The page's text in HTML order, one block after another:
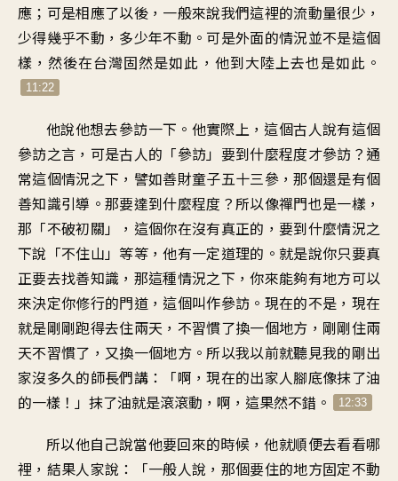
應；可是相應了以後，一般來說我們這裡的流動量很少，
少得幾乎不動，多少年不動。可是外面的情況並不是這個
樣，然後在台灣固然是如此，他到大陸上去也是如此。
11:22
他說他想去參訪一下。他實際上，這個古人說有這個
參訪之言，可是古人的「參訪」要到什麼程度才參訪？通
常這個情況之下，譬如善財童子五十三參，那個還是有個
善知識引導。那要達到什麼程度？所以像禪門也是一樣，
那「不破初關」，這個你在沒有真正的，要到什麼情況之
下說「不住山」等等，他有一定道理的。就是說你只要真
正要去找善知識，那這種情況之下，你來能夠有地方可以
來決定你修行的門道，這個叫作參訪。現在的不是，現在
就是剛剛跑得去住兩天，不習慣了換一個地方，剛剛住兩
天不習慣了，又換一個地方。所以我以前就聽見我的剛出
家沒多久的師長們講：「啊，現在的出家人腳底像抹了油
的一樣！」抹了油就是滾滾動，啊，這果然不錯。
12:33
所以他自己說當他要回來的時候，他就順便去看看哪
裡，結果人家說：「一般人說，那個要住的地方固定不動